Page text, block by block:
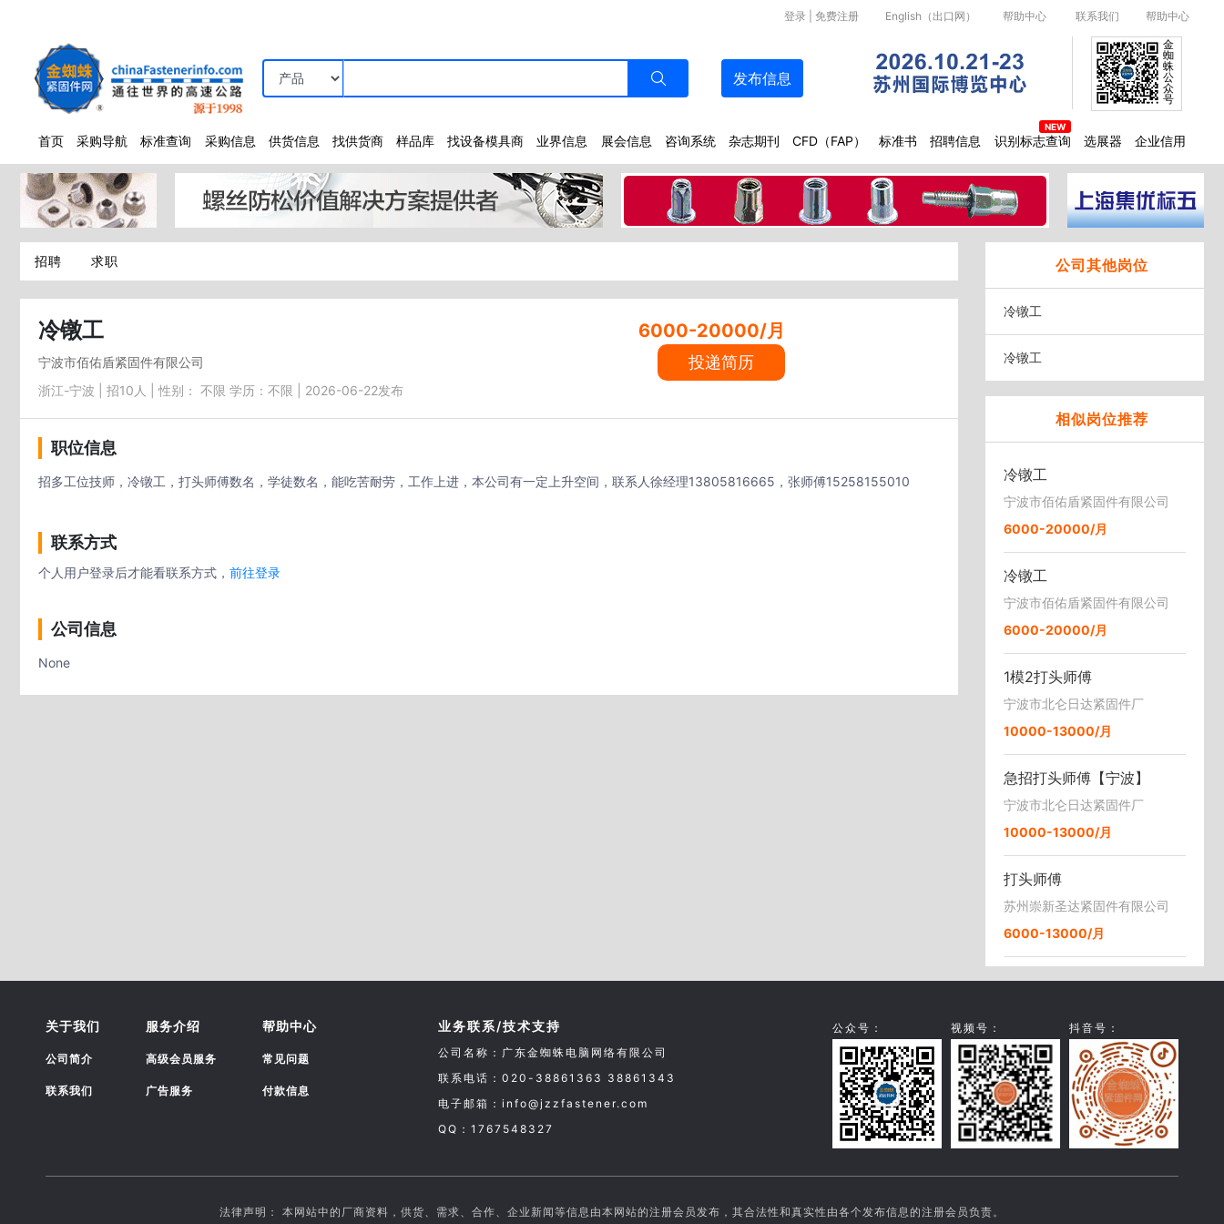
English（出口网） 帮助中心 联系我们 帮助中心
登录 免费注册
发布信息
首页 采购导航 标准查询 采购信息 供货信息 找供货商 样品库 找设备模具商 业界信息 展会信息 咨询系统 杂志期刊 CFD（FAP） 标准书 招聘信息 识别标志查询 选展器 企业信用
金
蜘
蛛
公
众
号
招聘 求职
冷镦工 6000-20000/月
宁波市佰佑盾紧固件有限公司
浙江-宁波 | 招10人 | 性别： 不限 学历：不限 | 2026-06-22发布
投递简历
职位信息
招多工位技师，冷镦工，打头师傅数名，学徒数名，能吃苦耐劳，工作上进，本公司有一定上升空间，联系人徐经理13805816665，张师傅15258155010
联系方式
个人用户登录后才能看联系方式， 前往登录
公司信息
None
公司其他岗位
冷镦工
冷镦工
相似岗位推荐
冷镦工
宁波市佰佑盾紧固件有限公司
6000-20000/月
冷镦工
宁波市佰佑盾紧固件有限公司
6000-20000/月
1模2打头师傅
宁波市北仑日达紧固件厂
10000-13000/月
急招打头师傅【宁波】
宁波市北仑日达紧固件厂
10000-13000/月
打头师傅
苏州崇新圣达紧固件有限公司
6000-13000/月
关于我们
公司简介
联系我们
服务介绍
高级会员服务
广告服务
帮助中心
常见问题
付款信息
业务联系/技术支持
公司名称：广东金蜘蛛电脑网络有限公司
联系电话：020-38861363 38861343
电子邮箱：info@jzzfastener.com
QQ：1767548327
公众号： 视频号： 抖音号：
法律声明： 本网站中的厂商资料，供货、需求、合作、企业新闻等信息由本网站的注册会员发布，其合法性和真实性由各个发布信息的注册会员负责。